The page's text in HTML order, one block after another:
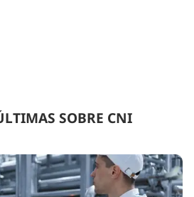
SOBRE CNI